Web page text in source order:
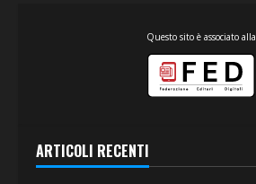
Questo sito è associato alla
ARTICOLI RECENTI